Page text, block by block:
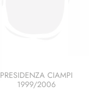
PRESIDENZA CIAMPI
1999/2006